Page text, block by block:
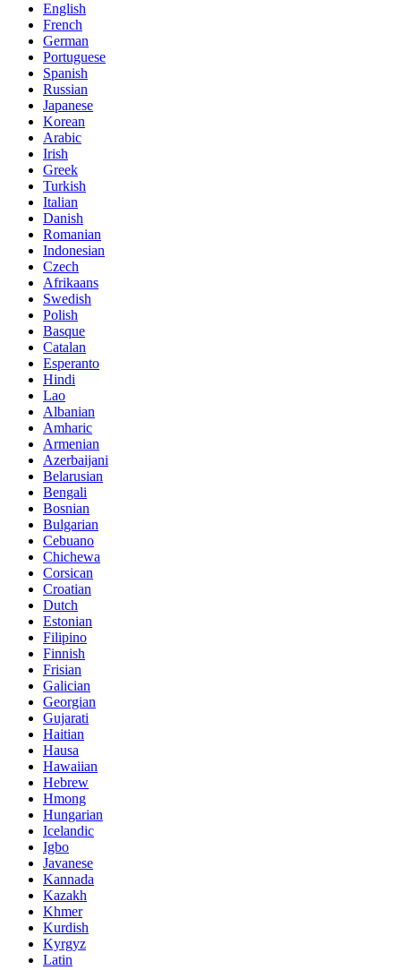
English
French
German
Portuguese
Spanish
Russian
Japanese
Korean
Arabic
Irish
Greek
Turkish
Italian
Danish
Romanian
Indonesian
Czech
Afrikaans
Swedish
Polish
Basque
Catalan
Esperanto
Hindi
Lao
Albanian
Amharic
Armenian
Azerbaijani
Belarusian
Bengali
Bosnian
Bulgarian
Cebuano
Chichewa
Corsican
Croatian
Dutch
Estonian
Filipino
Finnish
Frisian
Galician
Georgian
Gujarati
Haitian
Hausa
Hawaiian
Hebrew
Hmong
Hungarian
Icelandic
Igbo
Javanese
Kannada
Kazakh
Khmer
Kurdish
Kyrgyz
Latin